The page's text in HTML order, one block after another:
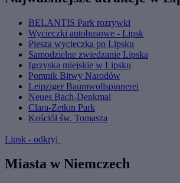
BELANTIS Park rozrywki
Wycieczki autobusowe - Lipsk
Piesza wycieczka po Lipsku
Samodzielne zwiedzanie Lipska
Igrzyska miejskie w Lipsku
Pomnik Bitwy Narodów
Leipziger Baumwollspinnerei
Neues Bach-Denkmal
Clara-Zetkin Park
Kościół św. Tomasza
Lipsk - odkryj
Miasta w Niemczech